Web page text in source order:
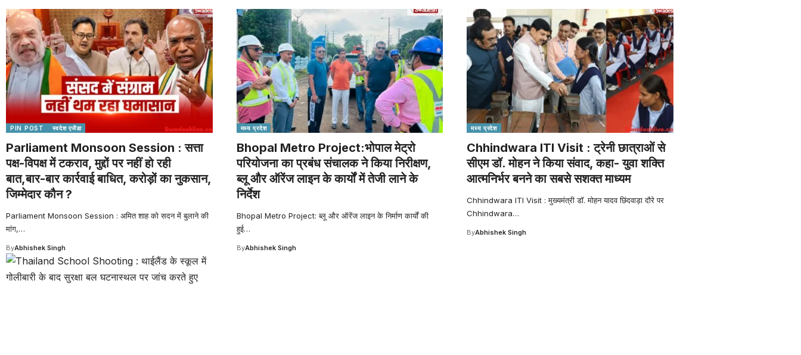
PIN POST स्वदेश एजेंडा
Parliament Monsoon Session : सत्ता
पक्ष-विपक्ष में टकराव, मुद्दों पर नहीं हो रही
बात,बार-बार कार्रवाई बाधित, करोड़ों का नुकसान,
जिम्मेदार कौन ?
Parliament Monsoon Session : अमित शाह को सदन में बुलाने की
मांग,…
ByAbhishek Singh
मध्य प्रदेश
Bhopal Metro Project:भोपाल मेट्रो
परियोजना का प्रबंध संचालक ने किया निरीक्षण,
ब्लू और ऑरेंज लाइन के कार्यों में तेजी लाने के
निर्देश
Bhopal Metro Project: ब्लू और ऑरेंज लाइन के निर्माण कार्यों की
हुई…
ByAbhishek Singh
मध्य प्रदेश
Chhindwara ITI Visit : ट्रेनी छात्राओं से
सीएम डॉ. मोहन ने किया संवाद, कहा- युवा शक्ति
आत्मनिर्भर बनने का सबसे सशक्त माध्यम
Chhindwara ITI Visit : मुख्यमंत्री डॉ. मोहन यादव छिंदवाड़ा दौरे पर
Chhindwara…
ByAbhishek Singh